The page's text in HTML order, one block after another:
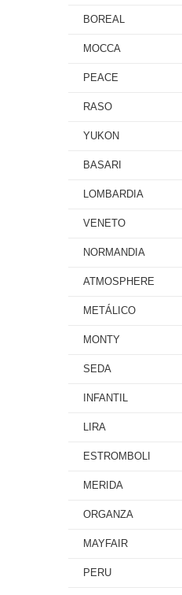
BOREAL
MOCCA
PEACE
RASO
YUKON
BASARI
LOMBARDIA
VENETO
NORMANDIA
ATMOSPHERE
METÁLICO
MONTY
SEDA
INFANTIL
LIRA
ESTROMBOLI
MERIDA
ORGANZA
MAYFAIR
PERU